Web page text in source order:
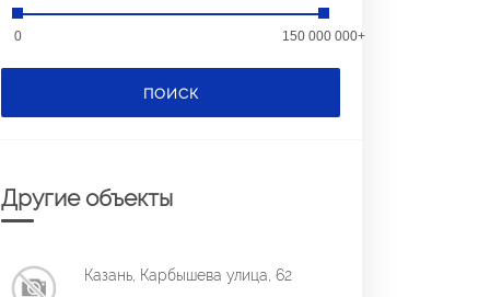
0 150 000 000+
ПОИСК
Другие объекты
Казань, Карбышева улица, 62